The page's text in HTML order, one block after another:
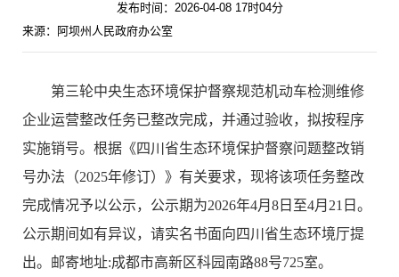
发布时间：2026-04-08 17时04分
来源：阿坝州人民政府办公室
第三轮中央生态环境保护督察规范机动车检测维修
企业运营整改任务已整改完成，并通过验收，拟按程序
实施销号。根据《四川省生态环境保护督察问题整改销
号办法 （2025年修订） 》有关要求，现将该项任务整改
完成情况予以公示，公示期为2026年4月 8 日至4月 21 日。
公示期间如有异议，请实名书面向四川省生态环境厅提
出。邮寄地址:成都市高新区科园南路88号725室。